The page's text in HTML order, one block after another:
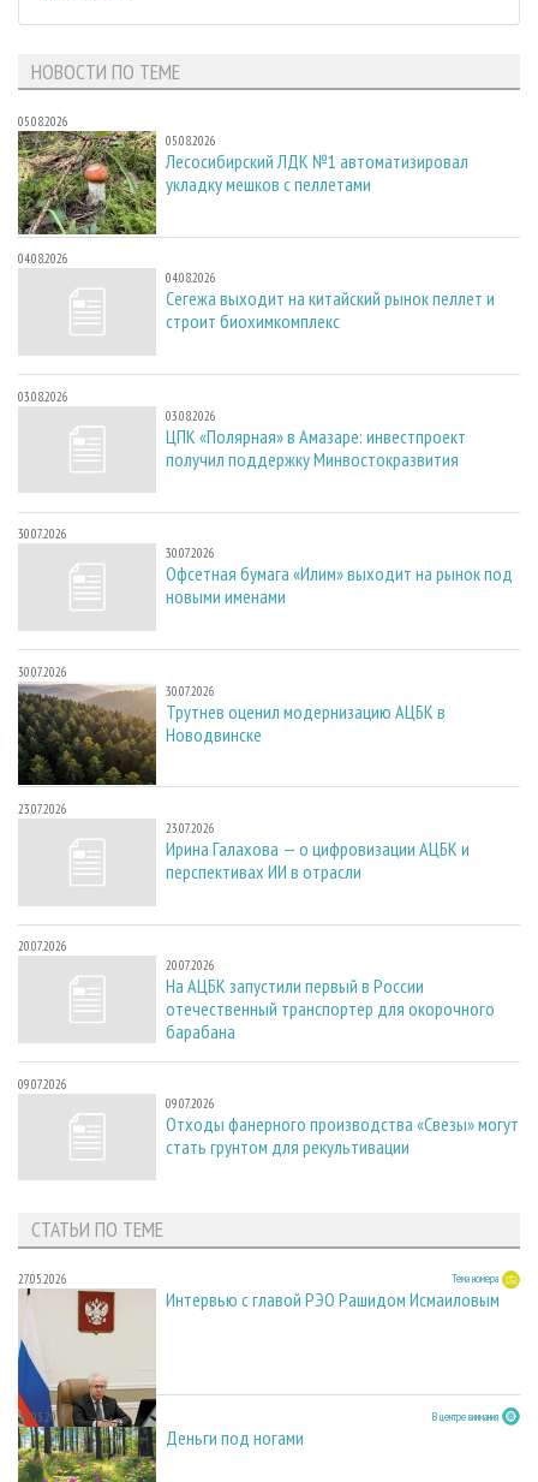
НОВОСТИ ПО ТЕМЕ
05.08.2026
05.08.2026
Лесосибирский ЛДК №1 автоматизировал
укладку мешков с пеллетами
04.08.2026
04.08.2026
Сегежа выходит на китайский рынок пеллет и
строит биохимкомплекс
03.08.2026
03.08.2026
ЦПК «Полярная» в Амазаре: инвестпроект
получил поддержку Минвостокразвития
30.07.2026
30.07.2026
Офсетная бумага «Илим» выходит на рынок под
новыми именами
30.07.2026
30.07.2026
Трутнев оценил модернизацию АЦБК в
Новодвинске
23.07.2026
23.07.2026
Ирина Галахова — о цифровизации АЦБК и
перспективах ИИ в отрасли
20.07.2026
20.07.2026
На АЦБК запустили первый в России
отечественный транспортер для окорочного
барабана
09.07.2026
09.07.2026
Отходы фанерного производства «Свезы» могут
стать грунтом для рекультивации
СТАТЬИ ПО ТЕМЕ
27.05.2026 Тема номера
Интервью с главой РЭО Рашидом Исмаиловым
23.03.2026 В центре внимания
Деньги под ногами